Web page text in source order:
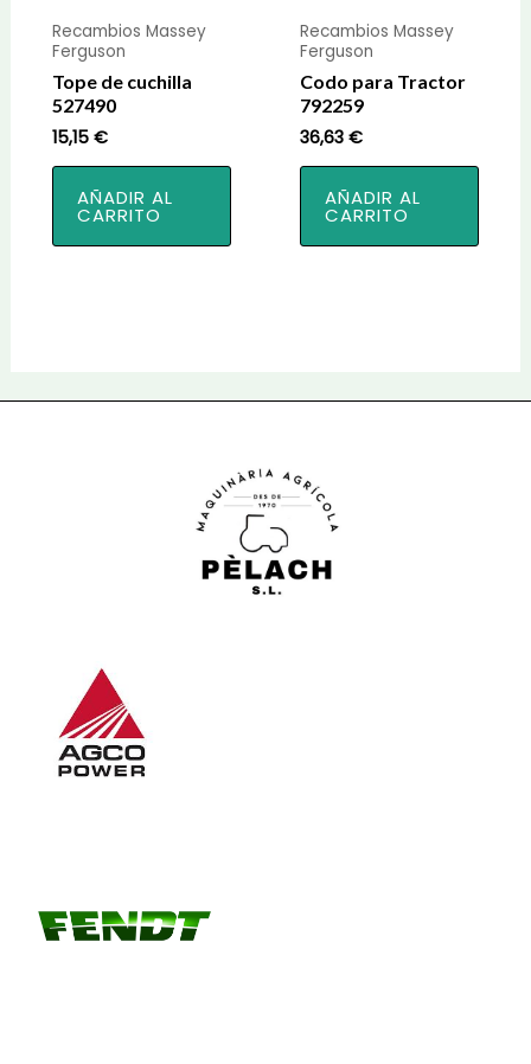
Recambios Massey
Ferguson
Tope de cuchilla
527490
15,15 €
AÑADIR AL
CARRITO
Recambios Massey
Ferguson
Codo para Tractor
792259
36,63€
AÑADIR AL
CARRITO